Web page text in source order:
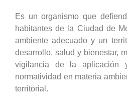
Es un organismo que
habitantes de la Ciudad de
ambiente adecuado y un
desarrollo, salud y bienestar,
vigilancia de la aplicación
normatividad en materia
territorial.